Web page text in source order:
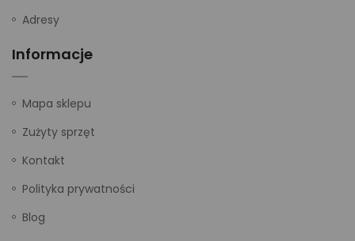
Adresy
Informacje
Mapa sklepu
Zużyty sprzęt
Kontakt
Polityka prywatności
Blog